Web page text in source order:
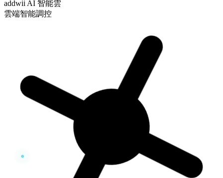
addwii AI 智能雲
雲端智能調控